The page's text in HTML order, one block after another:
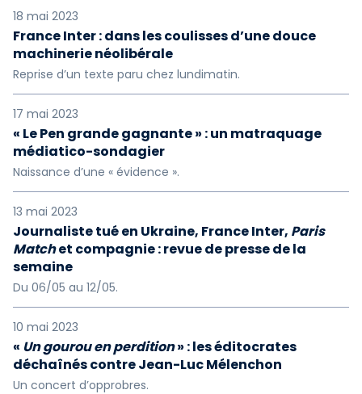
18 mai 2023
France Inter : dans les coulisses d’une douce
machinerie néolibérale
Reprise d’un texte paru chez lundimatin.
17 mai 2023
« Le Pen grande gagnante » : un matraquage
médiatico-sondagier
Naissance d’une « évidence ».
13 mai 2023
Journaliste tué en Ukraine, France Inter, Paris
Matchet compagnie : revue de presse de la
semaine
Du 06/05 au 12/05.
10 mai 2023
« Un gourou en perdition» : les éditocrates
déchaînés contre Jean-Luc Mélenchon
Un concert d’opprobres.